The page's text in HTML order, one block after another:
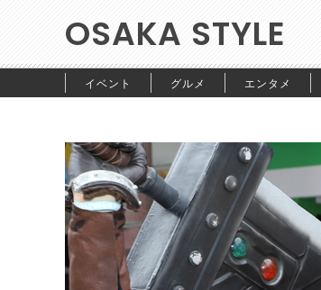
OSAKA STYLE
イベント グルメ エンタメ